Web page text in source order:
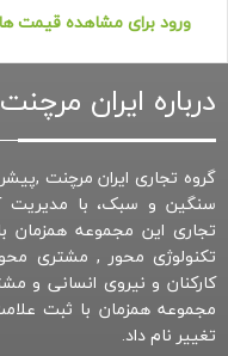
ورود برای مشاهده قیمت ها
درباره ایران مرچنت
گروه تجاری ایران مرچنت
سنگین و سبک، با مدیریت
تجاری این مجموعه
تکنولوژی محور , مشتری
تغییر نام داد.